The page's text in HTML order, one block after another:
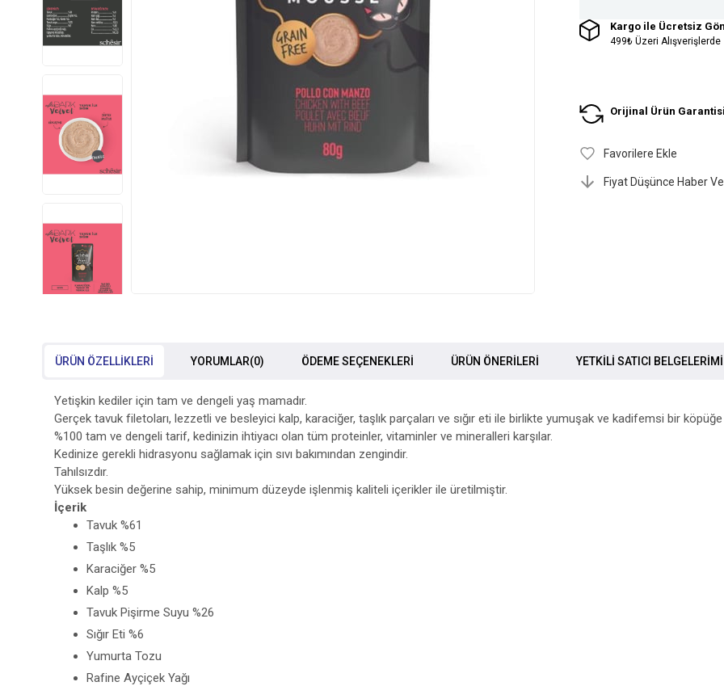
Kargo ile Ücretsiz
499₺ Üzeri Alışverişlerde
Orijinal Ürün
Favorilere Ekle
Fiyat Düşünce Haber
ÜRÜN ÖZELLIKLERI YORUMLAR(0) ÖDEME SEÇENEKLERI ÜRÜN ÖNERILERI YETKİLİ SATICI
Yetişkin kediler için tam ve dengeli yaş mamadır.
Gerçek tavuk filetoları, lezzetli ve besleyici kalp, karaciğer, taşlık parçaları ve sığır eti ile birlikte yumuşak ve kadifemsi bir
%100 tam ve dengeli tarif, kedinizin ihtiyacı olan tüm proteinler, vitaminler ve mineralleri karşılar.
Kedinize gerekli hidrasyonu sağlamak için sıvı bakımından zengindir.
Tahılsızdır.
Yüksek besin değerine sahip, minimum düzeyde işlenmiş kaliteli içerikler ile üretilmiştir.
İçerik
Tavuk %61
Taşlık %5
Karaciğer %5
Kalp %5
Tavuk Pişirme Suyu %26
Sığır Eti %6
Yumurta Tozu
Rafine Ayçiçek Yağı